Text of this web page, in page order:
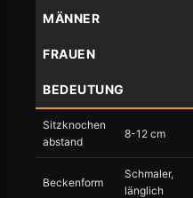
MÄNNER
FRAUEN
BEDEUTUNG
Sitzknochen
abstand
8-12 cm
Beckenform
Schmaler,
länglich